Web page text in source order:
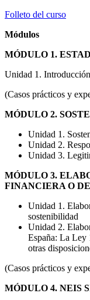
Folleto del curso
Módulos
MÓDULO 1.
Unidad 1. Introducción
(Casos prácticos y
MÓDULO 2.
Unidad 1.
Unidad 2.
Unidad 3.
MÓDULO 3.
FINANCIERA O
Unidad 1.
sostenibilidad
Unidad 2.
España: La Ley
otras
(Casos prácticos y
MÓDULO 4. NEIS